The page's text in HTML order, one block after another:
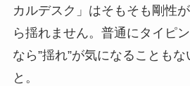
カルデスク」はそもそも剛性
ら揺れません。普通にタイピ
なら”揺れ”が気になることも
と。